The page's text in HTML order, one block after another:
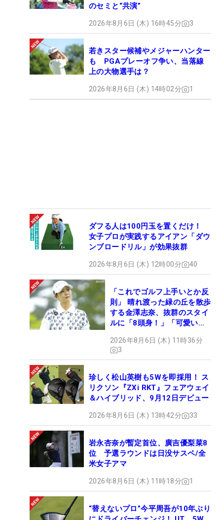
のセミと“共演”
2026年8月6日 (木) 16時45分 3
若きスター候補やメジャーハンター
も PGAプレーオフ争い、当落線
上の大物選手は？
2026年8月6日 (木) 14時02分 1
ダフる人は100円玉を置くだけ！
女子プロが実践するアイアン「ダウ
ンブロードリル」が効果抜群
2026年8月6日 (木) 12時00分 40
「これでゴルフ上手いとか反
則」 晴れ渡った緑の丘を散歩
する金澤志奈、抜群のスタイ
ルに「8頭身！」「可愛いに
2026年8月6日 (木) 11時36分
3
珍しく松山英樹も5Wを即採用！ ス
リクソン『ZXi RKT』フェアウェイ
＆ハイブリッド、9月12日デビュー
2026年8月6日 (木) 13時42分 33
岩永杏奈が暫定首位、廣吉優梨菜8
位 予選ラウンドは日没サスペ/全
米女子アマ
2026年8月6日 (木) 11時18分 1
“替えないプロ”今平周吾が10年ぶり